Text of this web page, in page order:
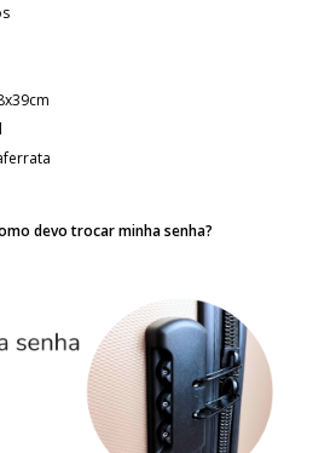
devo trocar minha senha?